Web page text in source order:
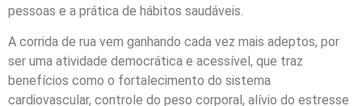
pessoas e a prática de hábitos saudáveis.
A corrida de rua vem ganhando cada vez mais adeptos, por
ser uma atividade democrática e acessível, que traz
benefícios como o fortalecimento do sistema
cardiovascular, controle do peso corporal, alívio do estresse